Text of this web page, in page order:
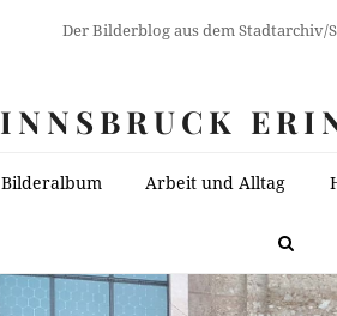
Der Bilderblog aus dem Stadtarchiv/
INNSBRUCK
Bilderalbum Arbeit und Alltag